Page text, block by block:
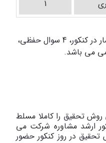
1
به صورت میانگین تعداد سوالات آمار در کنکور، 4 سوال حفظی،
تحقیق را کاملا مسلط
ارشد مشاوره شرکت می
در روز کنکور حضور